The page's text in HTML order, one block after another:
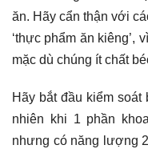
ăn. Hãy cẩn thận với
‘thực phẩm ăn kiêng’,
mặc dù chúng ít chất
Hãy bắt đầu kiểm
nhiên khi 1 phần
nhưng có năng lượng